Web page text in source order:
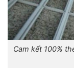
Cam kết 100%